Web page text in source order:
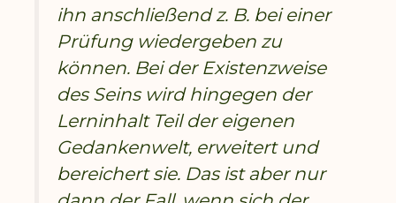
ihn anschließend z. B. bei einer
Prüfung wiedergeben zu
können. Bei der Existenzweise
des Seins wird hingegen der
Lerninhalt Teil der eigenen
Gedankenwelt, erweitert und
bereichert sie. Das ist aber nur